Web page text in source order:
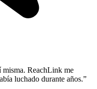
misma. ReachLink me
luchado durante años.”